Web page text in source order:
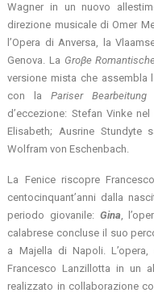
Wagner in un nuovo
direzione musicale di Omer
l’Opera di Anversa, la
Genova. La Groβe
versione mista che assembla
con laPariser Bearbeitung
d’eccezione: Stefan Vinke
Elisabeth; Ausrine Stundyte
Wolfram von Eschenbach.
La Fenice riscopre
centocinquant’anni dalla
periodo giovanile: Gina,
calabrese concluse il suo
a Majella di Napoli.
Francesco Lanzillotta in un
realizzato in collaborazione